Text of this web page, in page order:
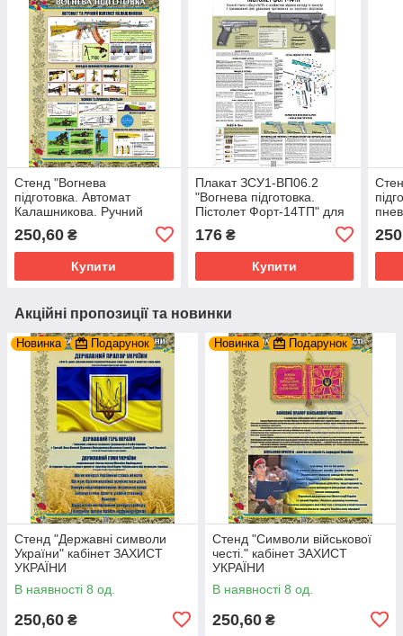
Стенд "Вогнева
підготовка. Автомат
Калашникова. Ручний
кулемет Калашникова" в
кабінет ЗАХИСТ УКРАЇНИ
250,60 ₴
Купити
Плакат ЗСУ1-ВП06.2
"Вогнева підготовка.
Пістолет Форт-14ТП" для
176₴
Купити
Акційні пропозиції та новинки
Новинка Подарунок
Стенд "Державні символи
України" кабінет ЗАХИСТ
УКРАЇНИ
В наявності 8 од.
250,60 ₴
Новинка Подарунок
Стенд "Символи військової
честі." кабінет ЗАХИСТ
УКРАЇНИ
В наявності 8 од.
250,60 ₴